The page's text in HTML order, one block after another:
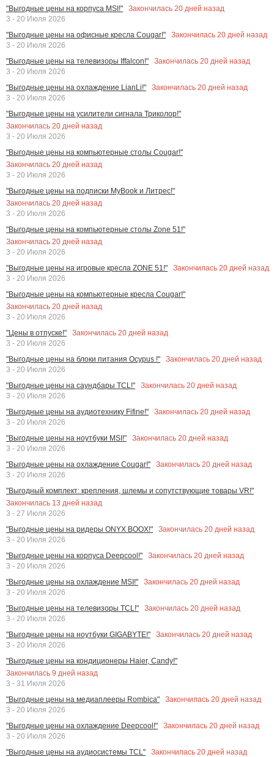
"Выгодные цены на корпуса MSI!" Закончилась 20 дней назад
3 - 20 Июля 2026
"Выгодные цены на офисные кресла Cougar!"
Закончилась 20 дней назад
3 - 20 Июля 2026
"Выгодные цены на телевизоры Iffalcon!"
Закончилась 20 дней назад
3 - 20 Июля 2026
"Выгодные цены на охлаждение LianLi!"
Закончилась 20 дней назад
3 - 20 Июля 2026
"Выгодные цены на усилители сигнала Триколор!"
Закончилась 20 дней назад
3 - 20 Июля 2026
"Выгодные цены на компьютерные столы Cougar!"
Закончилась 20 дней назад
3 - 20 Июля 2026
"Выгодные цены на подписки MyBook и Литрес!"
Закончилась 20 дней назад
3 - 20 Июля 2026
"Выгодные цены на компьютерные столы Zone 51!"
Закончилась 20 дней назад
3 - 20 Июля 2026
"Выгодные цены на игровые кресла ZONE 51!"
Закончилась 20 дней назад
3 - 20 Июля 2026
"Выгодные цены на компьютерные кресла Cougar!"
Закончилась 20 дней назад
3 - 20 Июля 2026
"Цены в отпуске!"
Закончилась 20 дней назад
3 - 20 Июля 2026
"Выгодные цены на блоки питания Ocypus !"
Закончилась 20 дней назад
3 - 20 Июля 2026
"Выгодные цены на саундбары TCL!"
Закончилась 20 дней назад
3 - 20 Июля 2026
"Выгодные цены на аудиотехнику Fifine!"
Закончилась 20 дней назад
3 - 20 Июля 2026
"Выгодные цены на ноутбуки MSI!"
Закончилась 20 дней назад
3 - 20 Июля 2026
"Выгодные цены на охлаждение Cougar!"
Закончилась 20 дней назад
3 - 20 Июля 2026
"Выгодный комплект: крепления, шлемы и сопутствующие товары VR!"
Закончилась 13 дней назад
3 - 27 Июля 2026
"Выгодные цены на ридеры ONYX BOOX!"
Закончилась 20 дней назад
3 - 20 Июля 2026
"Выгодные цены на корпуса Deepcool!"
Закончилась 20 дней назад
3 - 20 Июля 2026
"Выгодные цены на охлаждение MSI!"
Закончилась 20 дней назад
3 - 20 Июля 2026
"Выгодные цены на телевизоры TCL!"
Закончилась 20 дней назад
3 - 20 Июля 2026
"Выгодные цены на ноутбуки GIGABYTE!"
Закончилась 20 дней назад
3 - 20 Июля 2026
"Выгодные цены на кондиционеры Haier, Candy!"
Закончилась 9 дней назад
3 - 31 Июля 2026
"Выгодные цены на медиаплееры Rombica"
Закончилась 20 дней назад
3 - 20 Июля 2026
"Выгодные цены на охлаждение Deepcool!"
Закончилась 20 дней назад
3 - 20 Июля 2026
"Выгодные цены на аудиосистемы TCL"
Закончилась 20 дней назад